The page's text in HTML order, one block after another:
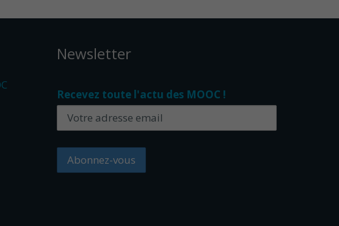
Newsletter
Recevez toute l'actu des MOOC !